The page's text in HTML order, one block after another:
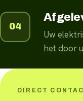
04
Uw
het door
DIRECT